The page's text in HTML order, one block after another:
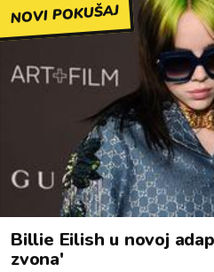
NOVI POKUŠAJ
Billie Eilish u novoj
zvona'